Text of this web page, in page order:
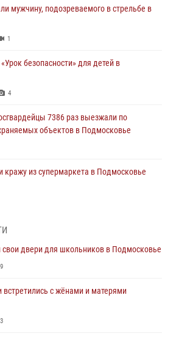
мужчину, подозреваемого в стрельбе в
1
безопасности» для детей в
4
7386 раз выезжали по
объектов в Подмосковье
кражу из супермаркета в Подмосковье
сантехники, совершённую
двери для школьников в Подмосковье
9
встретились с жёнами и матерями
3